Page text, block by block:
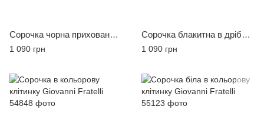
Сорочка чорна прихована планка GIOVANNI FRATELLI
1 090 грн
Сорочка блакитна в дрібну клітинку Giovanni Fratelli
1 090 грн